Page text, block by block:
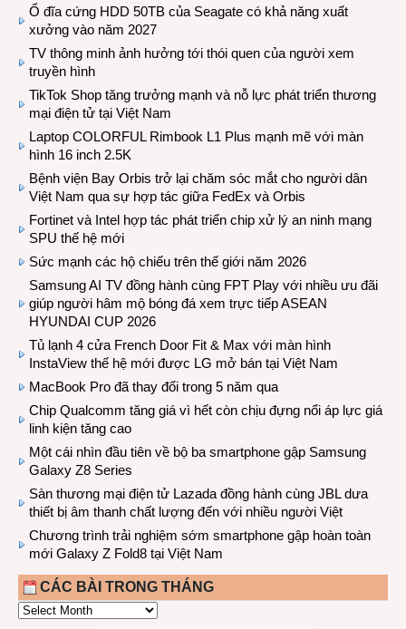
Ổ đĩa cứng HDD 50TB của Seagate có khả năng xuất
xưởng vào năm 2027
TV thông minh ảnh hưởng tới thói quen của người xem
truyền hình
TikTok Shop tăng trưởng mạnh và nỗ lực phát triển thương
mại điện tử tại Việt Nam
Laptop COLORFUL Rimbook L1 Plus mạnh mẽ với màn
hình 16 inch 2.5K
Bệnh viện Bay Orbis trở lại chăm sóc mắt cho người dân
Việt Nam qua sự hợp tác giữa FedEx và Orbis
Fortinet và Intel hợp tác phát triển chip xử lý an ninh mạng
SPU thế hệ mới
Sức mạnh các hộ chiếu trên thế giới năm 2026
Samsung AI TV đồng hành cùng FPT Play với nhiều ưu đãi
giúp người hâm mộ bóng đá xem trực tiếp ASEAN
HYUNDAI CUP 2026
Tủ lạnh 4 cửa French Door Fit & Max với màn hình
InstaView thế hệ mới được LG mở bán tại Việt Nam
MacBook Pro đã thay đổi trong 5 năm qua
Chip Qualcomm tăng giá vì hết còn chịu đựng nổi áp lực giá
linh kiện tăng cao
Một cái nhìn đầu tiên về bộ ba smartphone gập Samsung
Galaxy Z8 Series
Sàn thương mại điện tử Lazada đồng hành cùng JBL dưa
thiết bị âm thanh chất lượng đến với nhiều người Việt
Chương trình trải nghiệm sớm smartphone gập hoàn toàn
mới Galaxy Z Fold8 tại Việt Nam
CÁC BÀI TRONG THÁNG
CÁC